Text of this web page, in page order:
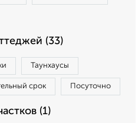
(33)
Таунхаусы
срок Посуточно
(1)